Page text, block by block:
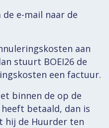
e-mail naar de
aan
stuurt BOEI26 de
een factuur.
binnen de op de
betaald, dan is
hij de Huurder ten